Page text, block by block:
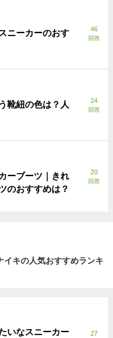
ニーカーのおす
46
回答
靴紐の色は？人
24
回答
ーブーツ｜きれ
のおすすめは？
20
回答
イキの人気おすすめランキ
いなスニーカー
27